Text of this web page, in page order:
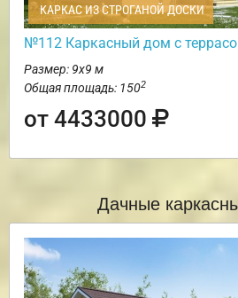
КАРКАС ИЗ СТРОГАНОЙ ДОСКИ
№112 Каркасный дом с
Размер: 9х9 м
Общая площадь: 1502
от 4433000
Дачные